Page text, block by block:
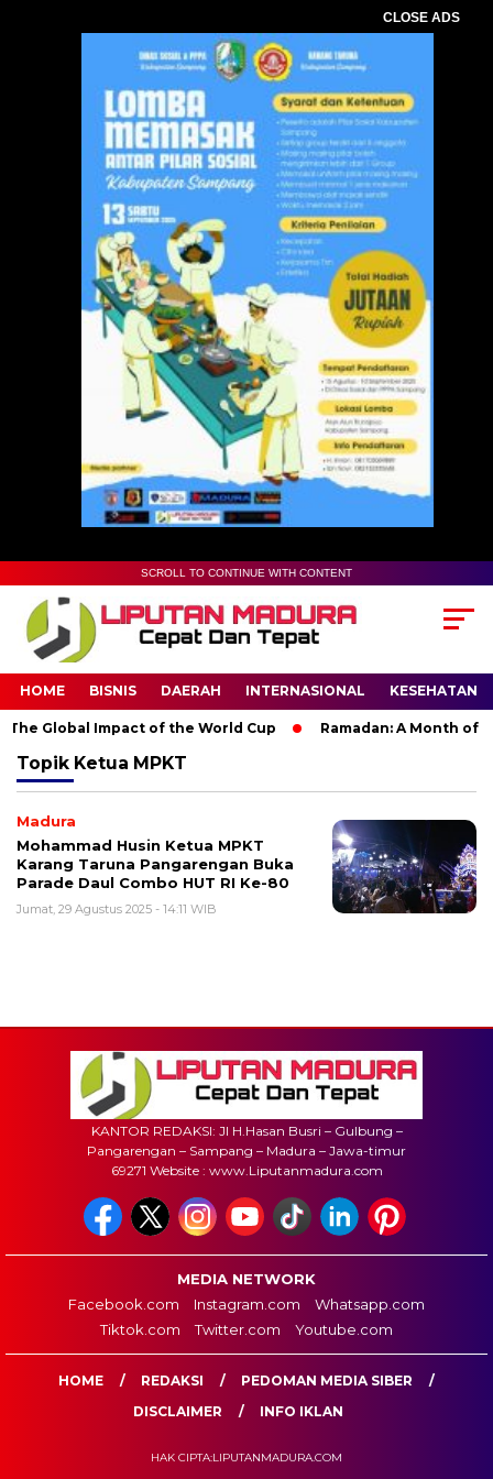
CLOSE ADS
SCROLL TO CONTINUE WITH CONTENT
HOME BISNIS DAERAH INTERNASIONAL KESEHATAN
Global Impact of the World Cup Ramadan: A Month of
Topik Ketua MPKT
Madura
Mohammad Husin Ketua MPKT
Karang Taruna Pangarengan Buka
Parade Daul Combo HUT RI Ke-80
Jumat, 29 Agustus 2025 - 14:11 WIB
KANTOR REDAKSI: Jl H.Hasan Busri – Gulbung –
Pangarengan – Sampang – Madura – Jawa-timur
69271 Website : www.Liputanmadura.com
MEDIA NETWORK
Facebook.com
Instagram.com
Whatsapp.com
Tiktok.com
Twitter.com Youtube.com
HOME REDAKSI
PEDOMAN MEDIA SIBER
DISCLAIMER
INFO IKLAN
HAK CIPTA:LIPUTANMADURA.COM